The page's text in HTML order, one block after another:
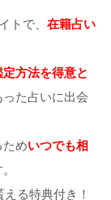
トで、 在籍占い
方法を得意と
た占いに出会
ためいつでも相
える特典付き！